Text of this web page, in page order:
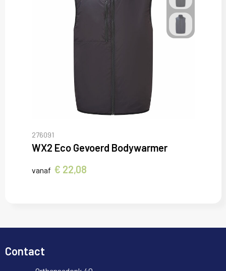
276091
WX2 Eco Gevoerd Bodywarmer
vanaf € 22,08
Contact